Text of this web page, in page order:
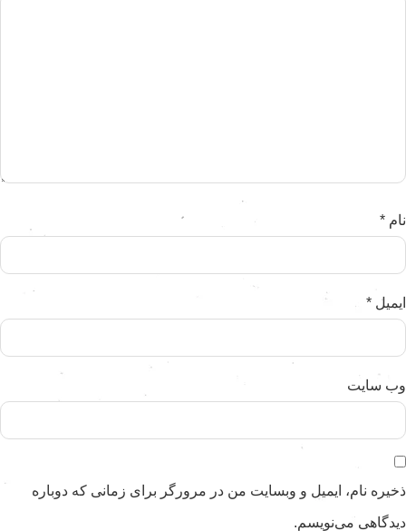
*
*
سایت
نام، ایمیل و وبسایت من در مرورگر برای زمانی که دوباره
می‌نویسم.